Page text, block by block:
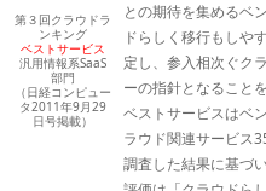
第３回クラウドラ
ンキング
ベストサービス
汎用情報系SaaS
部門
（日経コンピュー
タ2011年9月29
日号掲載）
との期待を集めるベ
ドらしく移行もしや
定し、参入相次ぐク
ーの指針となること
ベストサービスはベ
ラウド関連サービス
調査した結果に基づ